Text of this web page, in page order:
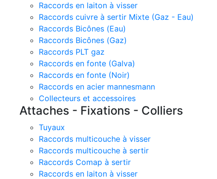
Raccords en laiton à visser
Raccords cuivre à sertir Mixte (Gaz - Eau)
Raccords Bicônes (Eau)
Raccords Bicônes (Gaz)
Raccords PLT gaz
Raccords en fonte (Galva)
Raccords en fonte (Noir)
Raccords en acier mannesmann
Collecteurs et accessoires
Attaches - Fixations - Colliers
Tuyaux
Raccords multicouche à visser
Raccords multicouche à sertir
Raccords Comap à sertir
Raccords en laiton à visser